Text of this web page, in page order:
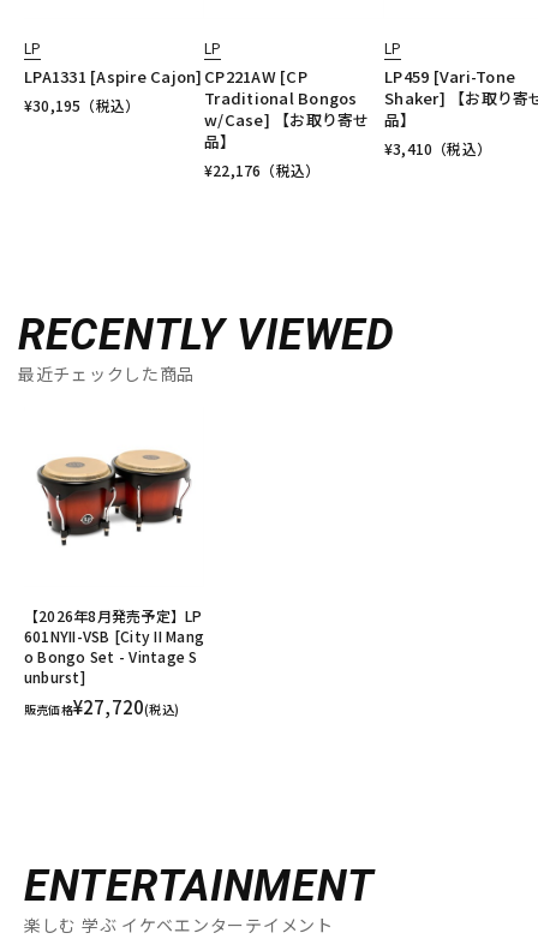
LP
LPA1331 [Aspire Cajon]
¥30,195 （税込）
LP
CP221AW [CP
Traditional Bongos
w/Case] 【お取り寄せ
品】
¥22,176 （税込）
LP
LP459 [Vari-Tone
Shaker] 【お取り寄
品】
¥3,410 （税込）
RECENTLY VIEWED
最近チェックした商品
【2026年8月発売予定】LP
601NYII-VSB [City II Mang
o Bongo Set - Vintage S
unburst]
販売価格¥27,720(税込)
ENTERTAINMENT
楽しむ 学ぶ イケベエンターテイメント